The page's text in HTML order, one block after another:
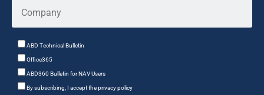
ABD Technical Bulletin
Office365
ABD360 Bulletin for NAV Users
By subscribing, I accept the privacy policy